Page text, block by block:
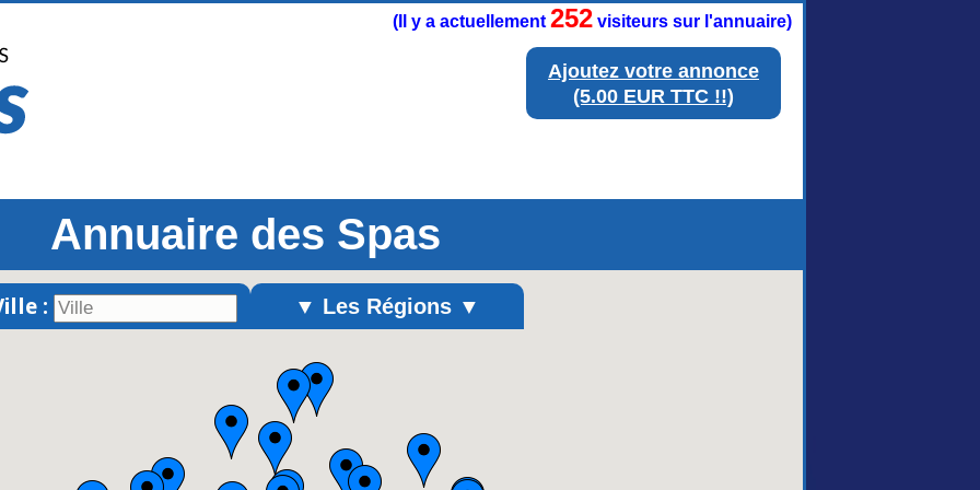
Ajoutez votre annonce
(5.00 EUR TTC !!)
(Il y a actuellement 252 visiteurs sur l'annuaire)
Annuaire des Spas
: ▼ Les Régions ▼
Basse-Normandie
Bourgogne